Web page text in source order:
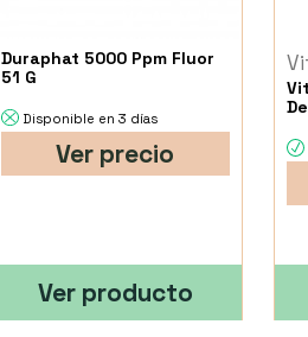
Duraphat 5000 Ppm Fluor
51 G
Disponible en 3 días
Ver precio
Ver producto